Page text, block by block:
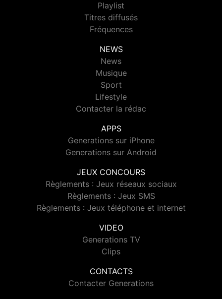
Playlist
Titres diffusés
Fréquences
NEWS
News
Musique
Sport
Lifestyle
Contacter la rédac
APPS
Generations sur iPhone
Generations sur Android
JEUX CONCOURS
Règlements : Jeux réseaux sociaux
Règlements : Jeux SMS
Règlements : Jeux téléphone et internet
VIDEO
Generations TV
Clips
CONTACTS
Contacter Generations